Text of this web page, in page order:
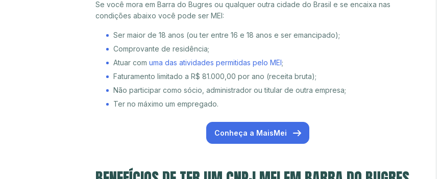
Se você mora em Barra do Bugres ou qualquer outra cidade do Brasil e se encaixa nas
condições abaixo você pode ser MEI:
Ser maior de 18 anos (ou ter entre 16 e 18 anos e ser emancipado);
Comprovante de residência;
Atuar com uma das atividades permitidas pelo MEI;
Faturamento limitado a R$ 81.000,00 por ano (receita bruta);
Não participar como sócio, administrador ou titular de outra empresa;
Ter no máximo um empregado.
Conheça a MaisMei